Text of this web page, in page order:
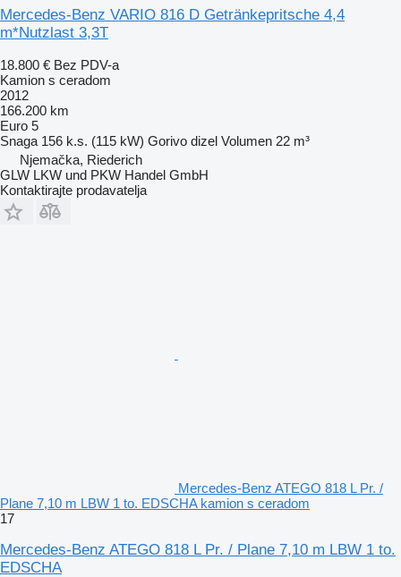
Mercedes-Benz VARIO 816 D Getränkepritsche 4,4
m*Nutzlast 3,3T
18.800 € Bez PDV-a
Kamion s ceradom
2012
166.200 km
Euro 5
Snaga 156 k.s. (115 kW) Gorivo dizel Volumen 22 m³
Njemačka, Riederich
GLW LKW und PKW Handel GmbH
Kontaktirajte prodavatelja
Mercedes-Benz ATEGO 818 L Pr. /
Plane 7,10 m LBW 1 to. EDSCHA kamion s ceradom
17
Mercedes-Benz ATEGO 818 L Pr. / Plane 7,10 m LBW 1 to.
EDSCHA